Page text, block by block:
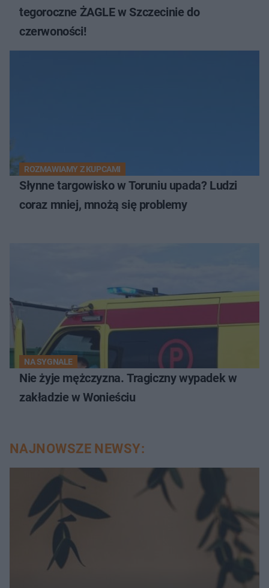
tegoroczne ŻAGLE w Szczecinie do
czerwoności!
ROZMAWIAMY Z KUPCAMI
Słynne targowisko w Toruniu upada? Ludzi
coraz mniej, mnożą się problemy
NA SYGNALE
Nie żyje mężczyzna. Tragiczny wypadek w
zakładzie w Wonieściu
NAJNOWSZE NEWSY: